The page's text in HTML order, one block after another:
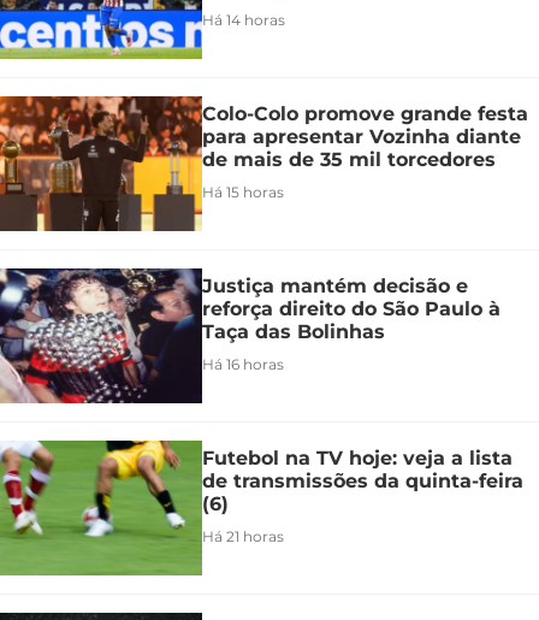
Há 14 horas
Colo-Colo promove grande festa
para apresentar Vozinha diante
de mais de 35 mil torcedores
Há 15 horas
Justiça mantém decisão e
reforça direito do São Paulo à
Taça das Bolinhas
Há 16 horas
Futebol na TV hoje: veja a lista
de transmissões da quinta-feira
(6)
Há 21 horas